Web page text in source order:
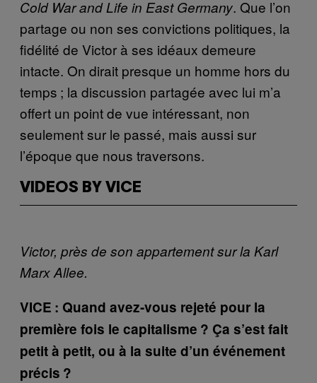
Cold War and Life in East Germany. Que l’on
partage ou non ses convictions politiques, la
fidélité de Victor à ses idéaux demeure
intacte. On dirait presque un homme hors du
temps ; la discussion partagée avec lui m’a
offert un point de vue intéressant, non
seulement sur le passé, mais aussi sur
l’époque que nous traversons.
VIDEOS BY VICE
Victor, près de son appartement sur la Karl
Marx Allee.
VICE : Quand avez-vous rejeté pour la
première fois le capitalisme ? Ça s’est fait
petit à petit, ou à la suite d’un événement
précis ?